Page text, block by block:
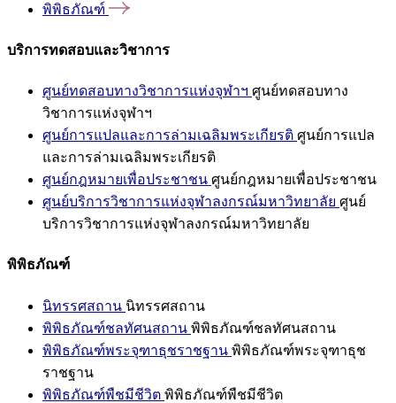
พิพิธภัณฑ์
บริการทดสอบและวิชาการ
ศูนย์ทดสอบทางวิชาการแห่งจุฬาฯ ศูนย์ทดสอบทาง
วิชาการแห่งจุฬาฯ
ศูนย์การแปลและการล่ามเฉลิมพระเกียรติ ศูนย์การแปล
และการล่ามเฉลิมพระเกียรติ
ศูนย์กฎหมายเพื่อประชาชน ศูนย์กฎหมายเพื่อประชาชน
ศูนย์บริการวิชาการแห่งจุฬาลงกรณ์มหาวิทยาลัย ศูนย์
บริการวิชาการแห่งจุฬาลงกรณ์มหาวิทยาลัย
พิพิธภัณฑ์
นิทรรศสถาน นิทรรศสถาน
พิพิธภัณฑ์ชลทัศนสถาน พิพิธภัณฑ์ชลทัศนสถาน
พิพิธภัณฑ์พระจุฑาธุชราชฐาน พิพิธภัณฑ์พระจุฑาธุช
ราชฐาน
พิพิธภัณฑ์พืชมีชีวิต พิพิธภัณฑ์พืชมีชีวิต